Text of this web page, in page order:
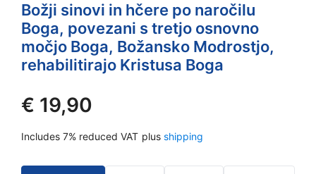
Božji sinovi in hčere po naročilu
Boga, povezani s tretjo osnovno
močjo Boga, Božansko Modrostjo,
rehabilitirajo Kristusa Boga
€ 19,90
Includes 7% reduced VAT plus shipping